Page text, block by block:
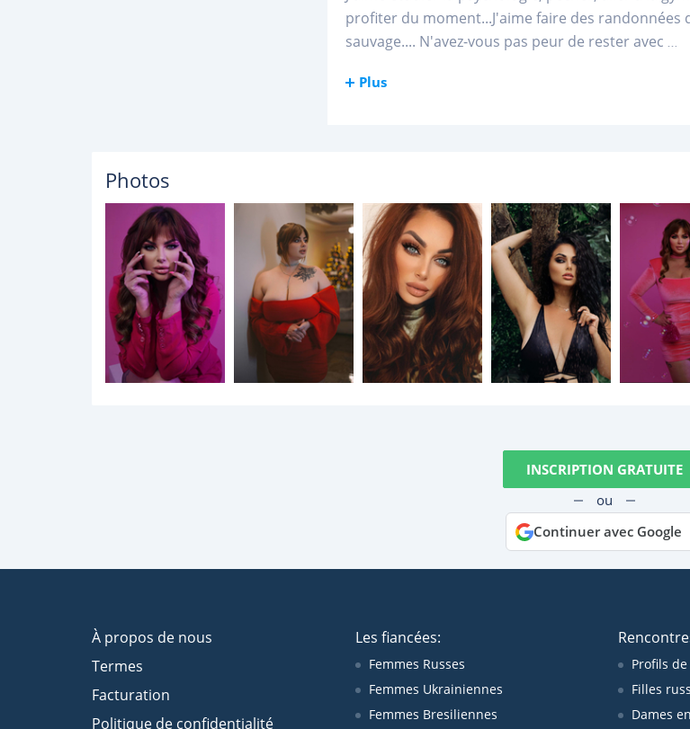
profiter du moment...J'aime faire des
sauvage.... N'avez-vous pas peur de rester avec ...
Plus
Photos
INSCRIPTION GRATUITE
ou
Continuer avec Google
À propos de nous
Termes
Facturation
Politique de confidentialité
Les fiancées:
Femmes Russes
Femmes Ukrainiennes
Femmes Bresiliennes
Profils
Filles
Dames